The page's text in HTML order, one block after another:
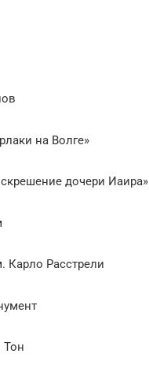
на Волге»
дочери Иаира»
Карло Расстрели
Тон